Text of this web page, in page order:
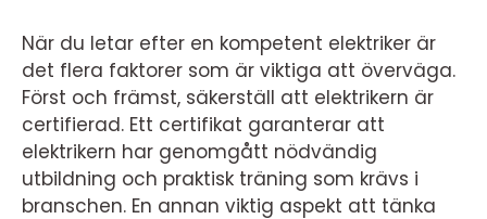
När du letar efter en kompetent elektriker är
det flera faktorer som är viktiga att överväga.
Först och främst, säkerställ att elektrikern är
certifierad. Ett certifikat garanterar att
elektrikern har genomgått nödvändig
utbildning och praktisk träning som krävs i
branschen. En annan viktig aspekt att tänka